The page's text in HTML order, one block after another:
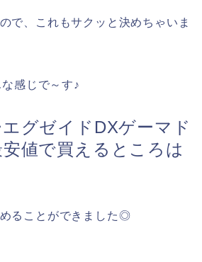
で、これもサクッと決めちゃいま
感じで～す♪
グゼイドDXゲーマド
値で買える ところは
ることができました◎